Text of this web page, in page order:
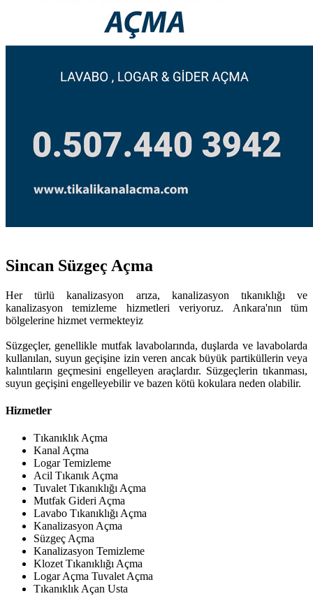
Sincan Süzgeç Açma
Her türlü kanalizasyon arıza, kanalizasyon tıkanıklığı ve
kanalizasyon temizleme hizmetleri veriyoruz. Ankara'nın tüm
bölgelerine hizmet vermekteyiz
Süzgeçler, genellikle mutfak lavabolarında, duşlarda ve lavabolarda
kullanılan, suyun geçişine izin veren ancak büyük partiküllerin veya
kalıntıların geçmesini engelleyen araçlardır. Süzgeçlerin tıkanması,
suyun geçişini engelleyebilir ve bazen kötü kokulara neden olabilir.
Hizmetler
Tıkanıklık Açma
Kanal Açma
Logar Temizleme
Acil Tıkanık Açma
Tuvalet Tıkanıklığı Açma
Mutfak Gideri Açma
Lavabo Tıkanıklığı Açma
Kanalizasyon Açma
Süzgeç Açma
Kanalizasyon Temizleme
Klozet Tıkanıklığı Açma
Logar Açma Tuvalet Açma
Tıkanıklık Açan Usta